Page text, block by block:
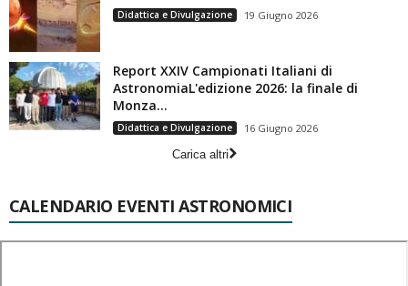
Didattica e Divulgazione 19 Giugno 2026
Report XXIV Campionati Italiani di
AstronomiaL'edizione 2026: la finale di
Monza...
Didattica e Divulgazione
16 Giugno 2026
Carica altri
CALENDARIO EVENTI ASTRONOMICI